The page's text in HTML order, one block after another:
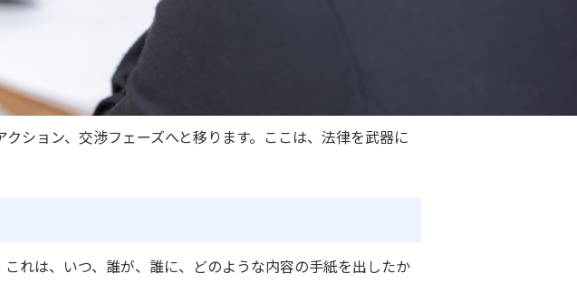
ション、交渉フェーズへと移ります。ここは、法律を武器に
れは、いつ、誰が、誰に、どのような内容の手紙を出したか